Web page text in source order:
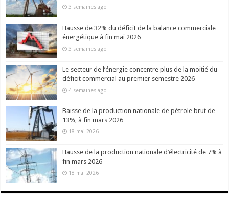
3 semaines ago
Hausse de 32% du déficit de la balance commerciale
énergétique à fin mai 2026
3 semaines ago
Le secteur de l’énergie concentre plus de la moitié du
déficit commercial au premier semestre 2026
4 semaines ago
Baisse de la production nationale de pétrole brut de
13%, à fin mars 2026
18 mai 2026
Hausse de la production nationale d’électricité de 7% à
fin mars 2026
18 mai 2026